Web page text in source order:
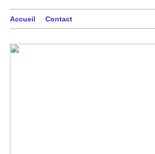
Accueil Contact